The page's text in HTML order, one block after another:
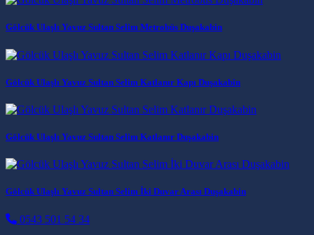
Gölcük Ulaşlı Yavuz Sultan Selim Metrobüs Duşakabin
Gölcük Ulaşlı Yavuz Sultan Selim Katlanır Kapı Duşakabin
Gölcük Ulaşlı Yavuz Sultan Selim Katlanır Duşakabin
Gölcük Ulaşlı Yavuz Sultan Selim İki Duvar Arası Duşakabin
0543 501 54 34